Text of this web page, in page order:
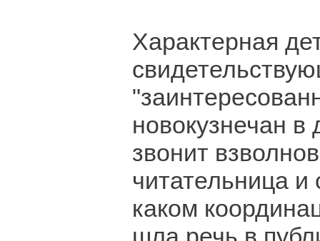
Характерная
новокузнечан в
звонит
читательница и
каком